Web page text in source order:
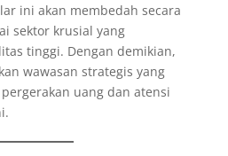
ini akan membedah secara
sektor krusial yang
tinggi. Dengan demikian,
wawasan strategis yang
uang dan atensi